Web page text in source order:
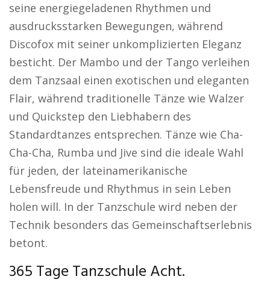
seine energiegeladenen Rhythmen und
ausdrucksstarken Bewegungen, während
Discofox mit seiner unkomplizierten Eleganz
besticht. Der Mambo und der Tango verleihen
dem Tanzsaal einen exotischen und eleganten
Flair, während traditionelle Tänze wie Walzer
und Quickstep den Liebhabern des
Standardtanzes entsprechen. Tänze wie Cha-
Cha-Cha, Rumba und Jive sind die ideale Wahl
für jeden, der lateinamerikanische
Lebensfreude und Rhythmus in sein Leben
holen will. In der Tanzschule wird neben der
Technik besonders das Gemeinschaftserlebnis
betont.
365 Tage Tanzschule Acht.